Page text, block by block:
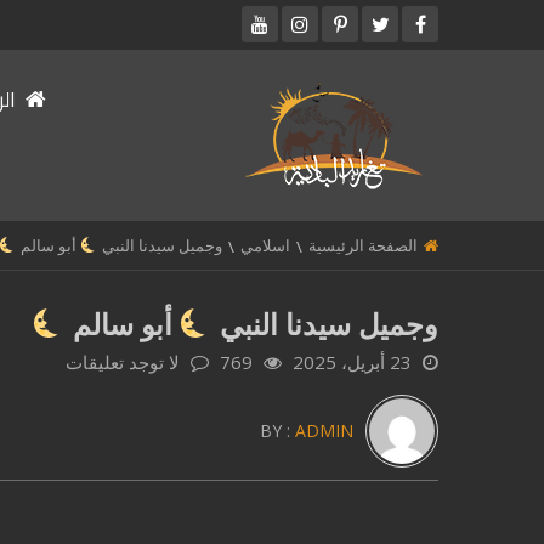
الصفحة الرئيسية اسلامي وجميل سيدنا النبي أبو سالم
وجميل سيدنا النبي أبو سالم
23 أبريل، 2025 769 لا توجد تعليقات
BY : ADMIN